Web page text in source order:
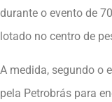
durante o evento de
lotado no centro de
A medida, segundo o
pela Petrobrás para